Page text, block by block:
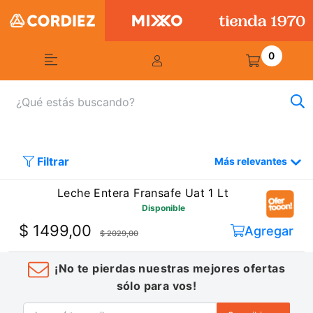
0
Filtrar Más relevantes
Leche Entera Fransafe Uat 1 Lt
Disponible
$ 1499,00 $ 2029,00 Agregar
¡No te pierdas nuestras mejores ofertas
sólo para vos!